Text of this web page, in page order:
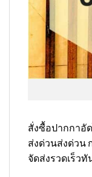
สั่งซื้อปากกาอั
ส่งด่วนส่งด่ว
จัดส่งรวดเร็ว